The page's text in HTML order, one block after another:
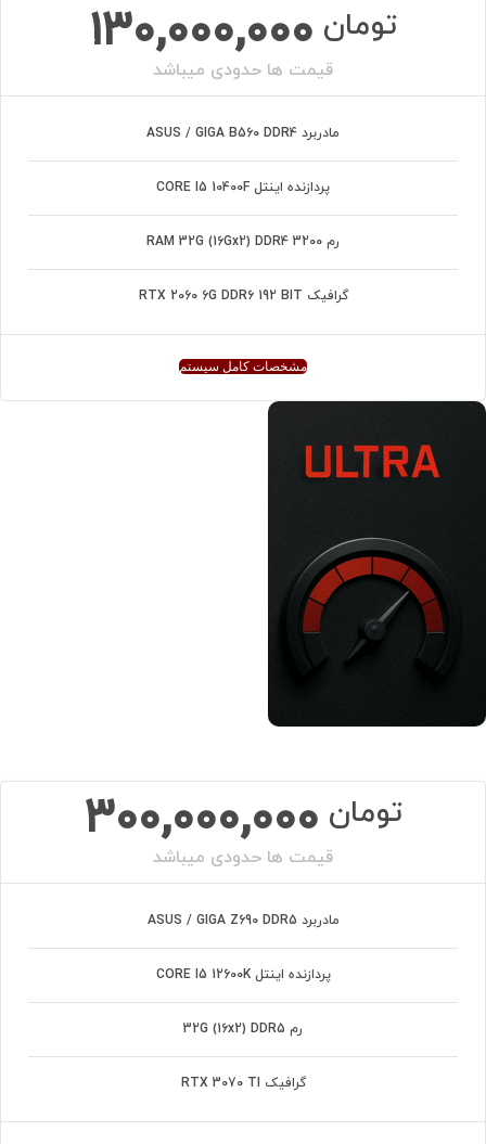
تومان 130,000,000
قیمت ها حدودی میباشد
مادربرد ASUS / GIGA B560 DDR4
پردازنده اینتل CORE I5 10400F
رم RAM 32G (16Gx2) DDR4 3200
گرافیک RTX 2060 6G DDR6 192 BIT
مشخصات کامل سیستم
تومان 300,000,000
قیمت ها حدودی میباشد
مادربرد ASUS / GIGA Z690 DDR5
پردازنده اینتل CORE I5 12600K
رم 32G (16x2) DDR5
گرافیک RTX 3070 TI